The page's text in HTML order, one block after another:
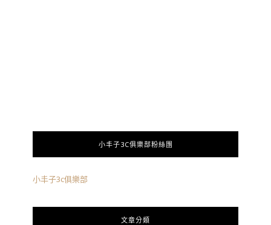
小丰子3C俱樂部粉絲團
小丰子3c俱樂部
文章分類